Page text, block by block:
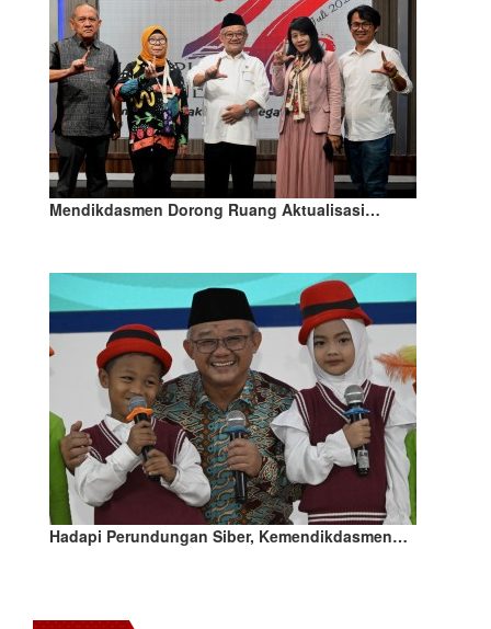
Mendikdasmen Dorong Ruang Aktualisasi…
Hadapi Perundungan Siber, Kemendikdasmen…